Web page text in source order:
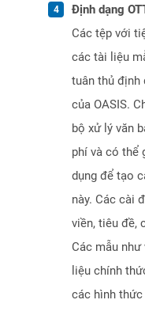
Định dạng
Các tệp với
các tài liệu
tuân thủ định
của OASIS.
bộ xử lý văn
phí và có thể
dụng để tạo
này. Các cài
viền, tiêu đề,
Các mẫu
liệu chính
các hình